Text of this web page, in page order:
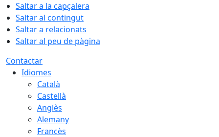
Saltar a la capçalera
Saltar al contingut
Saltar a relacionats
Saltar al peu de pàgina
Contactar
Idiomes
Català
Castellà
Anglès
Alemany
Francès